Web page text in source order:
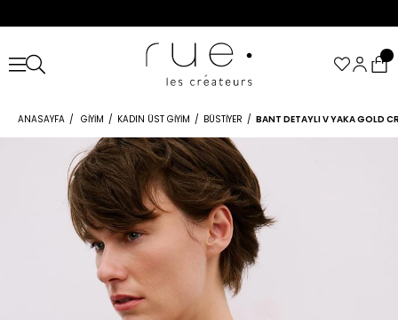
ANASAYFA GIYIM KADIN ÜST GIYIM BÜSTIYER BANT DETAYLI V YAKA GOLD